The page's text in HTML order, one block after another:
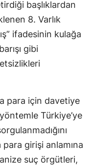
başlıklardan
8. Varlık
ifadesinin kulağa
gibi
para için davetiye
Türkiye’ye
girişi anlamına
suç örgütleri,